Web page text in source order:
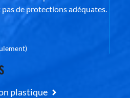
de protections adéquates.
plastique